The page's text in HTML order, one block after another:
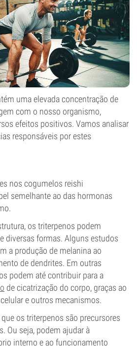
uma elevada concentração de
com o nosso organismo,
efeitos positivos. Vamos analisar
responsáveis por estes
nos cogumelos reishi
semelhante ao das hormonas
os triterpenos podem
diversas formas. Alguns estudos
a produção de melanina ao
de dendrites. Em outras
podem até contribuir para a
de cicatrização do corpo, graças ao
e outros mecanismos.
os triterpenos são precursores
Ou seja, podem ajudar à
interno e ao funcionamento